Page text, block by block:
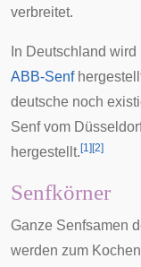
verbreitet.
In Deutschland
ABB-Senf
deutsche noch
Senf vom
hergestellt. [1] [2]
Senfkörner
Ganze Senfsamen
werden zum